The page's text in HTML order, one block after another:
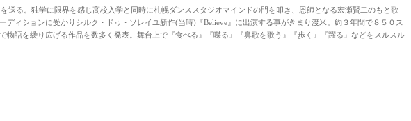
送る。独学に限界を感じ高校入学と同時に札幌ダンススタジオマインドの門を叩き、恩師となる宏瀬賢二のもと歌
ィションに受かりシルク・ドゥ・ソレイユ新作(当時)『Believe』 に出演する事がきまり渡米。約３年間で８５０ス
物語を繰り広げる作品を数多く発表。舞台上で『食べる』『喋る』『鼻歌を歌う』『歩く』『躍る』 などをスルスル